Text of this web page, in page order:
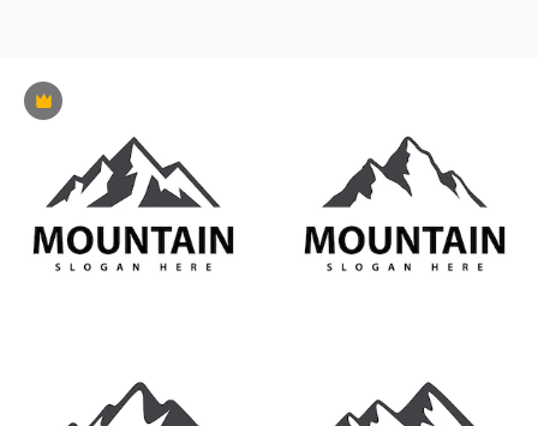
Premium